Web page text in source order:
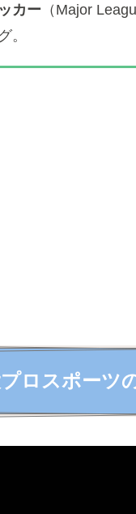
カー （Major
。
ロスポーツ